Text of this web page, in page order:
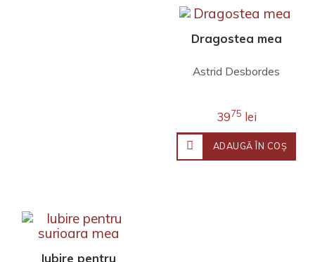
Dragostea mea
Astrid Desbordes
3975 lei
ADAUGĂ ÎN COŞ
Iubire pentru